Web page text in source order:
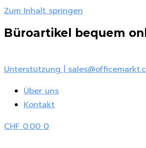
Zum Inhalt springen
Büroartikel bequem
Unterstützung |
Über uns
Kontakt
CHF0.00 0